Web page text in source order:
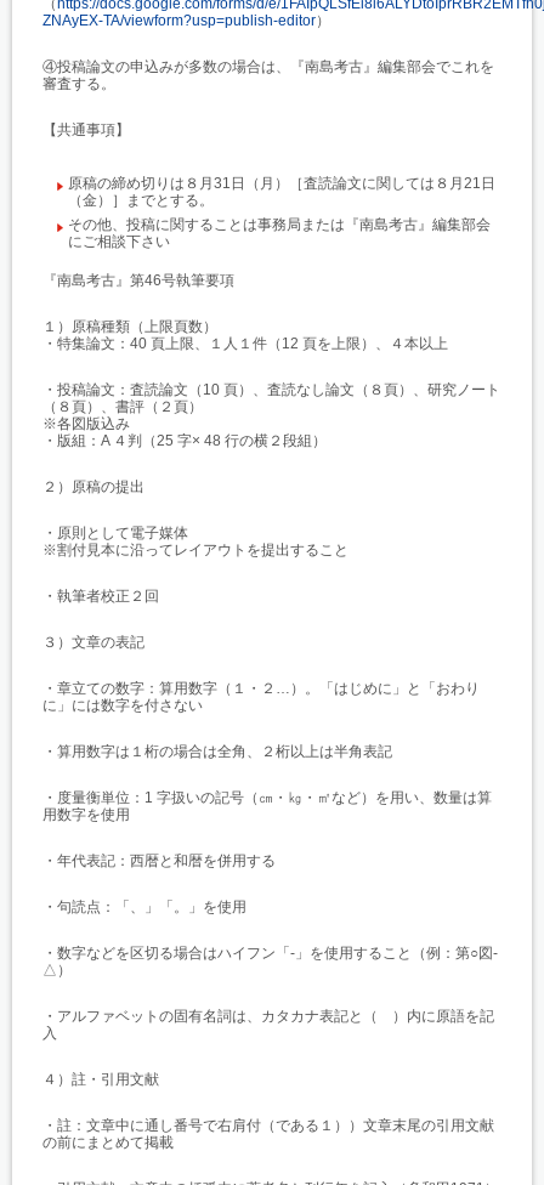
（ https://docs.google.com/forms/d/e/
ZNAyEX-TA/viewform?usp=publish-editor）
④投稿論文の申込みが多数の場合は、『南島考古』編集部会でこれを
審査する。
【共通事項】
原稿の締め切りは８月31日（月）［査読論文に関しては８月21日
（金）］までとする。
その他、投稿に関することは事務局または『南島考古』編集部会
にご相談下さい
『南島考古』第46号執筆要項
１）原稿種類（上限頁数）
・特集論文：40 頁上限、１人１件（12 頁を上限）、４本以上
・投稿論文：査読論文（10 頁）、査読なし論文（８頁）、研究ノート
（８頁）、書評（２頁）
※各図版込み
・版組：A ４判（25 字× 48 行の横２段組）
２）原稿の提出
・原則として電子媒体
※割付見本に沿ってレイアウトを提出すること
・執筆者校正２回
３）文章の表記
・章立ての数字：算用数字（１・２…）。「はじめに」と「おわり
に」には数字を付さない
・算用数字は１桁の場合は全角、２桁以上は半角表記
・度量衡単位：1 字扱いの記号（㎝・㎏・㎡など）を用い、数量は算
用数字を使用
・年代表記：西暦と和暦を併用する
・句読点：「、」「。」を使用
・数字などを区切る場合はハイフン「‐」を使用すること（例：第○図‐
△）
・アルファベットの固有名詞は、カタカナ表記と（ ）内に原語を記
入
４）註・引用文献
・註：文章中に通し番号で右肩付（である１））文章末尾の引用文献
の前にまとめて掲載